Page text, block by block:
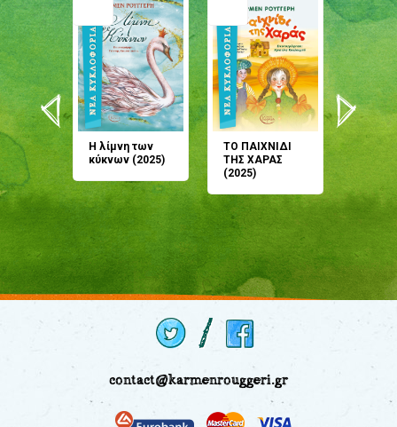
Η λίμνη των
κύκνων (2025)
ΤΟ ΠΑΙΧΝΙΔΙ
ΤΗΣ ΧΑΡΑΣ
(2025)
μου;
(2024)
contact@karmenrouggeri.gr